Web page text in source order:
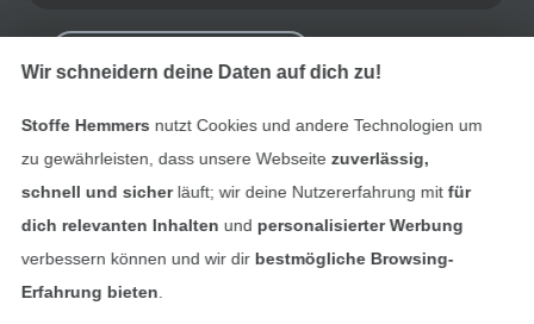
Finde mehr Inspiration
Wir schneidern deine Daten auf dich zu!
Stoffe Hemmers nutzt Cookies und andere Technologien um
zu gewährleisten, dass unsere Webseite zuverlässig,
schnell und sicherläuft; wir deine Nutzererfahrung mitfür
dich relevanten Inhalten und personalisierter Werbung
verbessern können und wir dir bestmögliche Browsing-
Erfahrung bieten